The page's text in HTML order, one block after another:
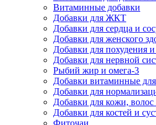
Витаминные добавки
Добавки для ЖКТ
Добавки для сердца и
Добавки для женского
Добавки для похудения
Добавки для нервной
Рыбий жир и омега-3
Добавки витаминные для
Добавки для
Добавки для кожи, волос
Добавки для костей и
Фиточаи